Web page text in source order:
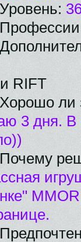
RIFT
ли
3 дня. В